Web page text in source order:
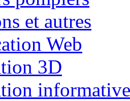
et autres
Web
3D
informative